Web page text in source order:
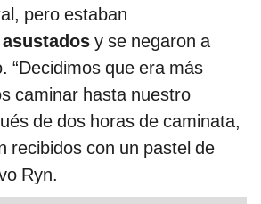
pero estaban
asustados y se negaron a
“Decidimos que era más
caminar hasta nuestro
de dos horas de caminata,
recibidos con un pastel de
Ryn.